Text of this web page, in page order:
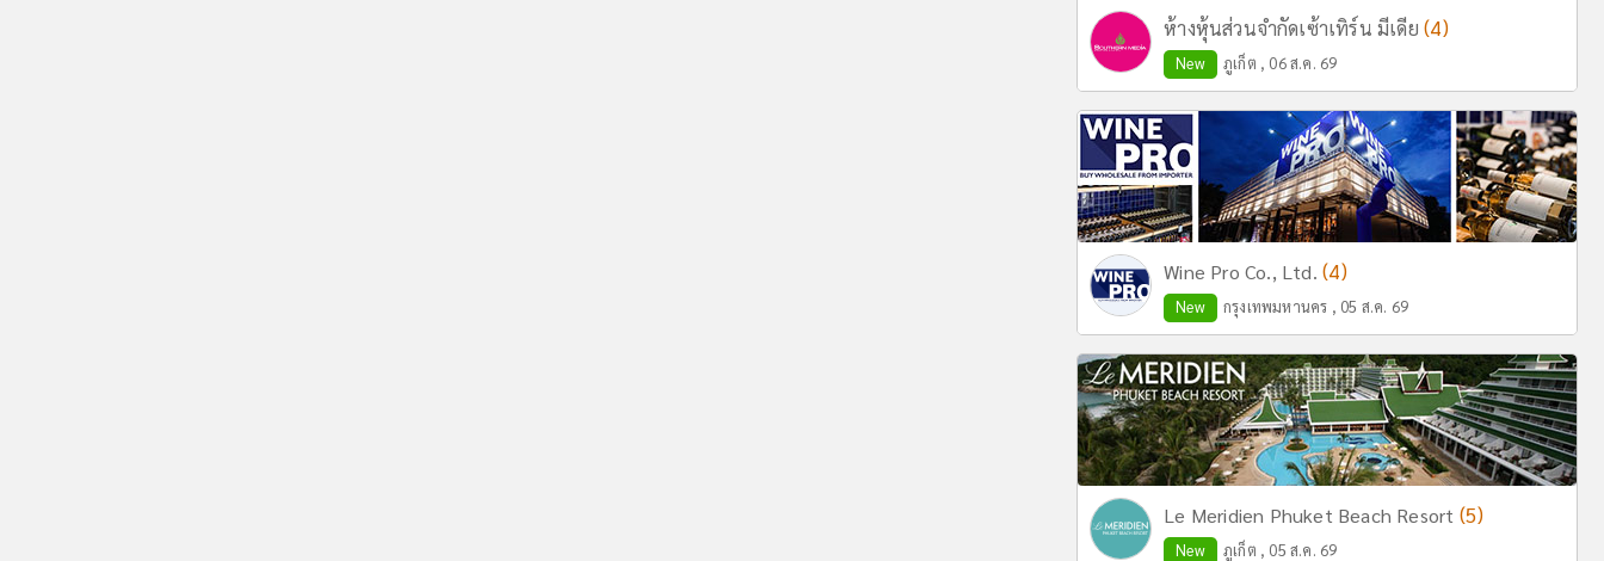
ห้างหุ้นส่วนจำกัดเซ้าเทิร์น มีเดีย(4)
New ภูเก็ต , 06 ส.ค. 69
Wine Pro Co., Ltd.(4)
New กรุงเทพมหานคร , 05 ส.ค. 69
Le Meridien Phuket Beach Resort (5)
New ภูเก็ต , 05 ส.ค. 69